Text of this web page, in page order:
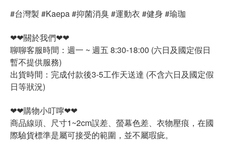
#台灣製 #Kaepa #抑菌消臭 #運動衣 #健身 #瑜珈
❤❤關於我們❤❤
聊聊客服時間：週一 ~ 週五 8:30-18:00 (六日及國定假日
暫不提供服務)
出貨時間：完成付款後3-5工作天送達 (不含六日及國定假
日等狀況)
❤❤購物小叮嚀❤❤
商品線頭、尺寸1~2cm誤差、螢幕色差、衣物壓痕，在國
際驗貨標準是屬可接受的範圍，並不屬瑕疵。